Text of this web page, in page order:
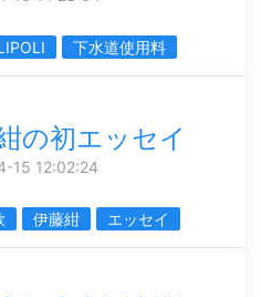
下水道使用料
の初エッセイ
15 12:02:24
伊藤紺 エッセイ